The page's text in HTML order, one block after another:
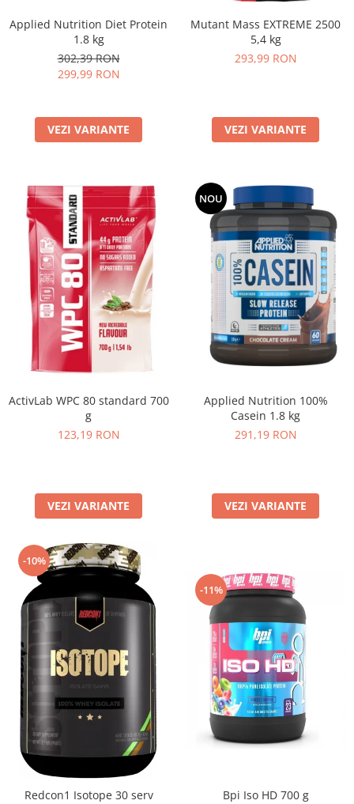
Universal
Applied Nutrition Diet Protein
1.8 kg
302,39 RON
299,99 RON
VEZI VARIANTE
Mutant Mass EXTREME 2500
5,4 kg
293,99 RON
VEZI VARIANTE
ActivLab WPC 80 standard 700
g
123,19 RON
VEZI VARIANTE
NOU
Applied Nutrition 100%
Casein 1.8 kg
291,19 RON
VEZI VARIANTE
-10%
Redcon1 Isotope 30 serv
-11%
Bpi Iso HD 700 g